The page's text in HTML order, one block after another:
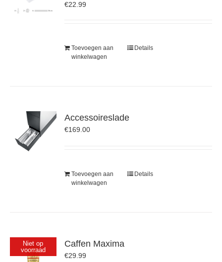
€22.99
Toevoegen aan
winkelwagen
Details
Accessoireslade
€169.00
Toevoegen aan
winkelwagen
Details
Niet op
voorraad
Caffen Maxima
€29.99